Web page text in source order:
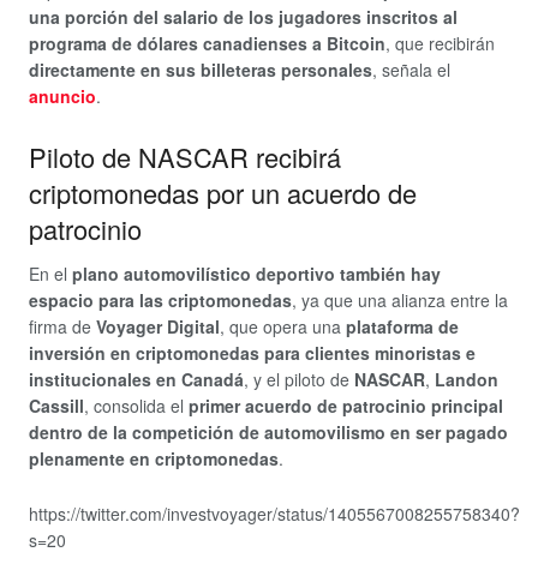
una porción del salario de los jugadores inscritos al
programa de dólares canadienses a Bitcoin, que recibirán
directamente en sus billeteras personales, señala el
anuncio.
Piloto de NASCAR recibirá
criptomonedas por un acuerdo de
patrocinio
En el plano automovilístico deportivo también hay
espacio para las criptomonedas, ya que una alianza entre la
firma de Voyager Digital, que opera una plataforma de
inversión en criptomonedas para clientes minoristas e
institucionales en Canadá, y el piloto de NASCAR, Landon
Cassill, consolida el primer acuerdo de patrocinio principal
dentro de la competición de automovilismo en ser pagado
plenamente en criptomonedas.
https://twitter.com/investvoyager/status/1405567008255758340?
s=20